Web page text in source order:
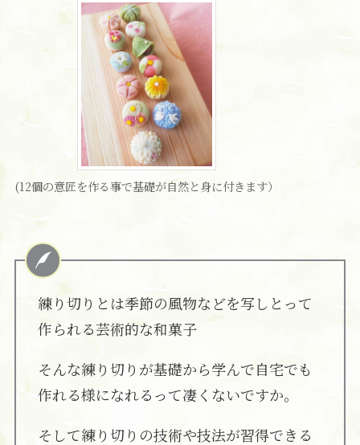
(12個の意匠を作る事で基礎が自然と身に付きます）
練り切りとは季節の風物などを写しとって
作られる芸術的な和菓子
そんな練り切りが基礎から学んで自宅でも
作れる様になれるって凄くないですか。
そして練り切りの技術や技法が習得できる